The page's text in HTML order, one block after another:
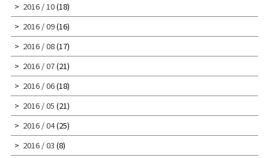
2016 / 10(18)
2016 / 09(16)
2016 / 08(17)
2016 / 07(21)
2016 / 06(18)
2016 / 05 (21)
2016 / 04(25)
2016 / 03 (8)